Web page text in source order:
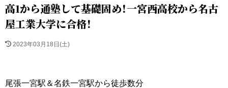
高1から通塾して基礎固め！一宮西高校から名古
屋工業大学に合格！
2023年03月18日(土)
尾張一宮駅＆名鉄一宮駅から徒歩数分